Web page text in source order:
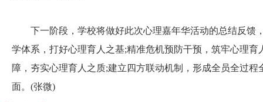
下一阶段，学校将做好此次心理嘉年华活动的总结反馈
学体系，打好心理育人之基;精准危机预防干预，筑牢心理
障，夯实心理育人之质;建立四方联动机制，形成全员全过
面。(张微)